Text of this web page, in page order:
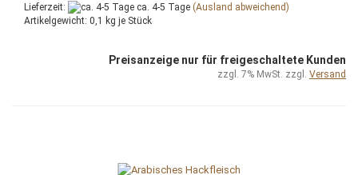
Lieferzeit: ca. 4-5 Tage (Ausland abweichend)
Artikelgewicht: 0,1 kg je Stück
Preisanzeige nur für freigeschaltete Kunden
zzgl. 7% MwSt. zzgl. Versand